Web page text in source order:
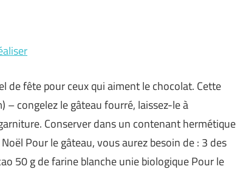
de fête pour ceux qui aiment le chocolat. Cette
– congelez le gâteau fourré, laissez-le à
Conserver dans un contenant hermétique
Pour le gâteau, vous aurez besoin de : 3 des
50 g de farine blanche unie biologique Pour le